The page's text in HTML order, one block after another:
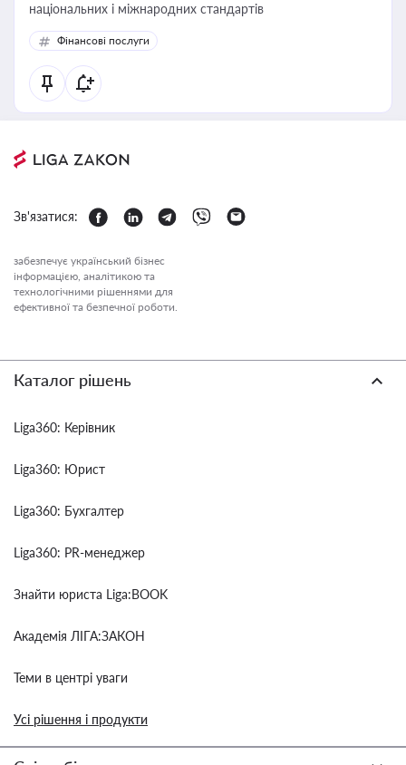
національних і міжнародних стандартів
Фінансові послуги
Зв'язатися:
забезпечує український бізнес
інформацією, аналітикою та
технологічними рішеннями для
ефективної та безпечної роботи.
Каталог рішень
Liga360: Керівник
Liga360: Юрист
Liga360: Бухгалтер
Liga360: PR-менеджер
Знайти юриста Liga:BOOK
Академія ЛІГА:ЗАКОН
Теми в центрі уваги
Усі рішення і продукти